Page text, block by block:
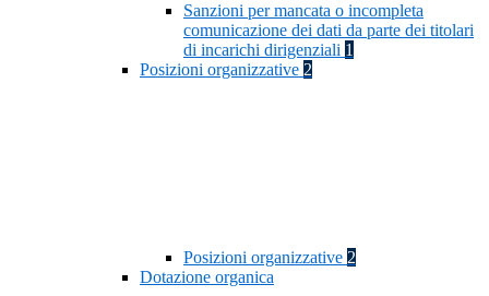
Sanzioni per mancata o incompleta
comunicazione dei dati da parte dei titolari
di incarichi dirigenziali 1
Posizioni organizzative 2
Posizioni organizzative 2
Dotazione organica